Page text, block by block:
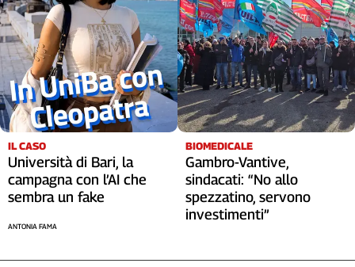
Friuli
Venezia
Giulia
Lazio
Liguria
Lombardia
Marche
Piemonte
Puglia
Sardegna
Toscana
IL CASO
Università di Bari, la
campagna con l’AI che
sembra un fake
ANTONIA FAMA
BIOMEDICALE
Gambro-Vantive,
sindacati: “No allo
spezzatino, servono
investimenti”